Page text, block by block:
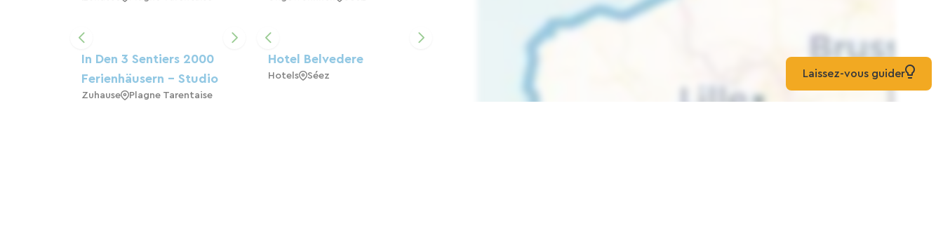
In Den 3 Sentiers 2000
Ferienhäusern - Studio
Zuhause Plagne Tarentaise
Hotel Belvedere
Hotels Séez Laissez-vous guider